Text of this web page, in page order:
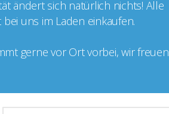
ändert sich natürlich nichts! Alle
uns im Laden einkaufen.
gerne vor Ort vorbei, wir freuen